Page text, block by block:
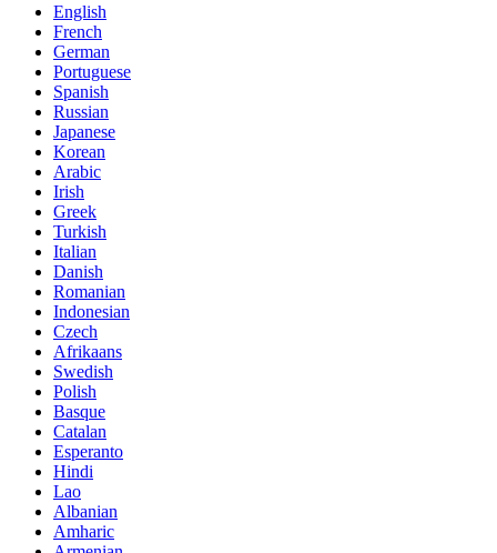
English
French
German
Portuguese
Spanish
Russian
Japanese
Korean
Arabic
Irish
Greek
Turkish
Italian
Danish
Romanian
Indonesian
Czech
Afrikaans
Swedish
Polish
Basque
Catalan
Esperanto
Hindi
Lao
Albanian
Amharic